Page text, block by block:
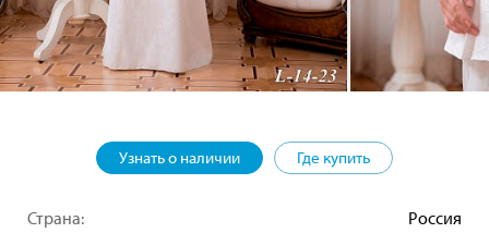
Узнать о наличии Где купить
Страна: Россия